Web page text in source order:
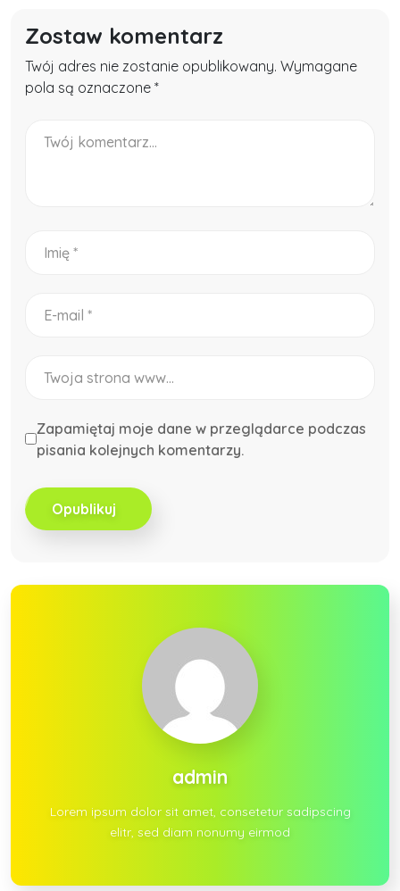
Zostaw komentarz
Twój adres nie zostanie opublikowany. Wymagane
pola są oznaczone *
Zapamiętaj moje dane w przeglądarce podczas
pisania kolejnych komentarzy.
Opublikuj
admin
Lorem ipsum dolor sit amet, consetetur sadipscing
elitr, sed diam nonumy eirmod